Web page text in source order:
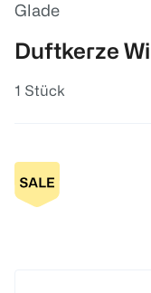
Glade
Duftkerze
1 Stück